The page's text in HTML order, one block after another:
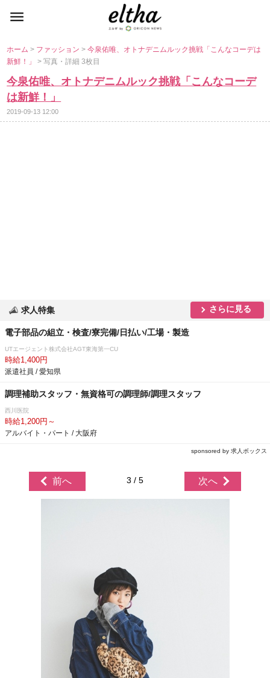
ホーム> ファッション>今泉佑唯、オトナデニムルック挑戦「こんなコーデは
新鮮！」> 写真・詳細 3枚目
今泉佑唯、オトナデニムルック挑戦「こんなコーデ
は新鮮！」
2019-09-13 12:00
求人特集 さらに見る
電子部品の組立・検査/寮完備/日払い/工場・製造
UTエージェント株式会社AGT東海第一CU
時給1,400円
派遣社員 / 愛知県
調理補助スタッフ・無資格可の調理師/調理スタッフ
西川医院
時給1,200円～
アルバイト・パート / 大阪府
sponsored by 求人ボックス
前へ 3 / 5 次へ